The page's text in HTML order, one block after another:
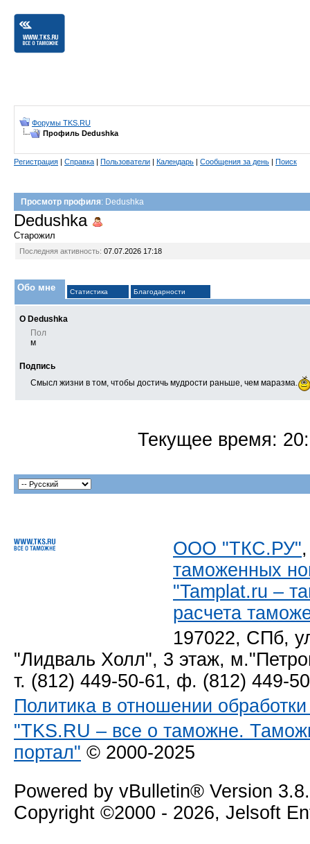
Форумы TKS.RU
Профиль Dedushka
Регистрация | Справка | Пользователи | Календарь | Сообщения за день | Поиск
Просмотр профиля: Dedushka
Dedushka
Старожил
Последняя активность: 07.07.2026 17:18
Обо мне Статистика Благодарности
О Dedushka
Пол
м
Подпись
Смысл жизни в том, чтобы достичь мудрости раньше, чем маразма.
Текущее время:
ООО "ТКС.РУ"
таможенных
"Tamplat.ru –
расчета
197022, СПб,
"Лидваль Холл", 3 этаж,
т. (812) 449-50-61, ф. (812) 449-
Политика в отношении
"TKS.RU – все о таможне.
портал" © 2000-2025
Powered by vBulletin® Version
Copyright ©2000 - 2026, Jelsoft